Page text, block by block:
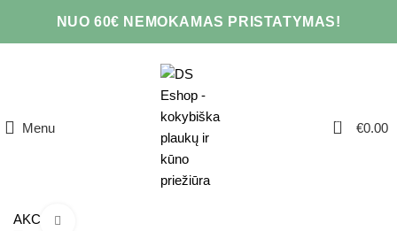
NUO 60€ NEMOKAMAS PRISTATYMAS!
Menu 0 €0.00
AKCIJA